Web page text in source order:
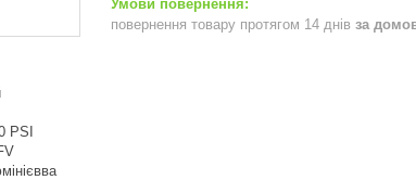
повернення товару протягом 14 днів за
PSI